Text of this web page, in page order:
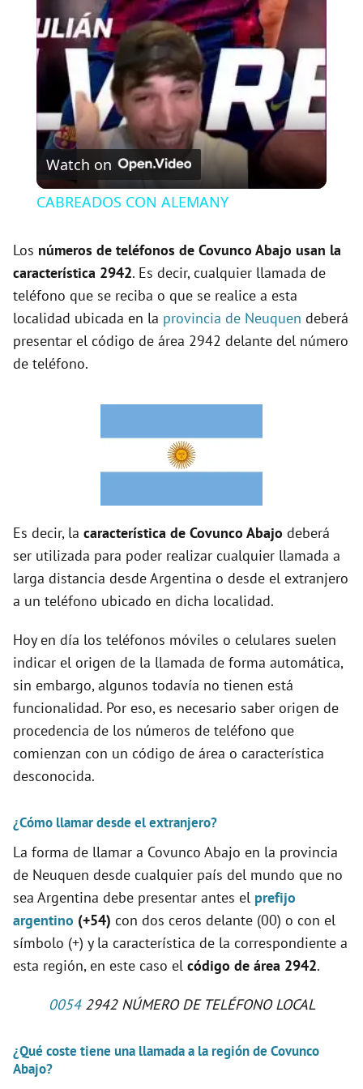
a
y
V
i
d
e
o
Watch on
CABREADOS CON ALEMANY
Los números de teléfonos de Covunco Abajo usan la
característica 2942. Es decir, cualquier llamada de
teléfono que se reciba o que se realice a esta
localidad ubicada en la provincia de Neuquen deberá
presentar el código de área 2942 delante del número
de teléfono.
Es decir, la característica de Covunco Abajo deberá
ser utilizada para poder realizar cualquier llamada a
larga distancia desde Argentina o desde el extranjero
a un teléfono ubicado en dicha localidad.
Hoy en día los teléfonos móviles o celulares suelen
indicar el origen de la llamada de forma automática,
sin embargo, algunos todavía no tienen está
funcionalidad. Por eso, es necesario saber origen de
procedencia de los números de teléfono que
comienzan con un código de área o característica
desconocida.
¿Cómo llamar desde el extranjero?
La forma de llamar a Covunco Abajo en la provincia
de Neuquen desde cualquier país del mundo que no
sea Argentina debe presentar antes el prefijo
argentino (+54) con dos ceros delante (00) o con el
símbolo (+) y la característica de la correspondiente a
esta región, en este caso el código de área 2942.
00542942 NÚMERO DE TELÉFONO LOCAL
¿Qué coste tiene una llamada a la región de Covunco
Abajo?